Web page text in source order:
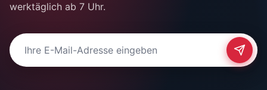
werktäglich ab 7 Uhr.
E-Mail-Adresse für Newsletter